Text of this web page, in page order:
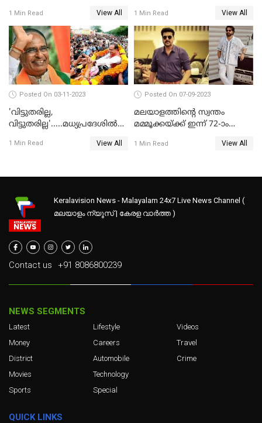
മുഖ്യമന്ത്രി ചന്ദ്രശേഖര്‍ റാവു
1 Min Read View All
ഭൂപേഷ് ഭാഗല്‍ തന്നെ
1 Min Read View All
Posted On 03-11-2023
'വിട്ടുതരില്ല,
വിട്ടുതരില്ല'.....മധ്യപ്രദേശില്‍
ശിവരാജ് സിംഗ് ചൗഹാന്‍
1 Min Read View All
Posted On 07-09-2023
മലയാളത്തിന്റെ സ്വന്തം
മമ്മൂക്കയ്ക്ക് ഇന്ന് 72-ാം
1 Min Read View All
Keralavision News - Malayalam 24x7 Live News Channel (
മലയാളം ന്യൂസ് | കേരള വാർത്ത )
Contact us +91 8086800239
NEWS SEGMENTS
Latest
Money
District
Movies
Sports
Lifestyle
Careers
Automobile
Technology
Special
Videos
Travel
Crime
QUICK LINKS